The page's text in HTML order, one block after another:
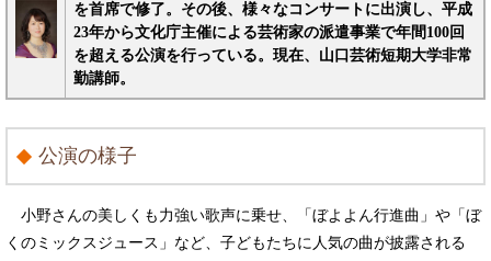
を首席で修了。その後、様々なコンサートに出演し、平成
23年から文化庁主催による芸術家の派遣事業で年間100回
を超える公演を行っている。現在、山口芸術短期大学非常
勤講師。
公演の様子
小野さんの美しくも力強い歌声に乗せ、「ぼよよん行進曲」や「ぼ
くのミックスジュース」など、子どもたちに人気の曲が披露される